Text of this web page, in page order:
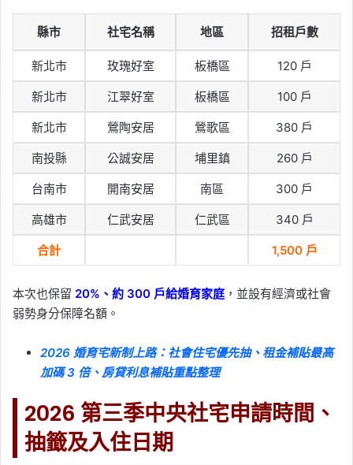
縣市 社宅名稱 地區 招租戶數
新北市 玫瑰好室 板橋區 120 戶
新北市 江翠好室 板橋區 100 戶
新北市 鶯陶安居 鶯歌區 380 戶
南投縣 公誠安居 埔里鎮 260 戶
台南市 開南安居 南區 300 戶
高雄市 仁武安居 仁武區 340 戶
合計 1,500 戶
本次也保留 20%、約 300 戶給婚育家庭 ，並設有經濟或社會
弱勢身分保障名額。
2026 婚育宅新制上路：社會住宅優先抽、租金補貼最高
加碼 3 倍、房貸利息補貼重點整理
2026 第三季中央社宅申請時間、
抽籤及入住日期